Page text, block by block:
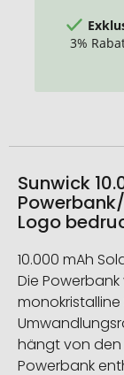
3%
Sunwick
Logo
10.000 mAh
Die
hängt von den
Powerbank